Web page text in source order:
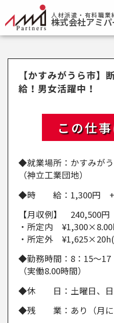
人材派遣・有料職業
株式会社アミ
【かすみがうら市
給！男女活躍中！
この仕
◆就業場所：かすみが
（神立工業団地）
◆時 給：1,300円
【月収例】 240,500
・所定内
・所定外
◆勤務時間：8：15～17
（実働8.00時間）
◆休 日：土曜日、日
◆残 業：あり（月に